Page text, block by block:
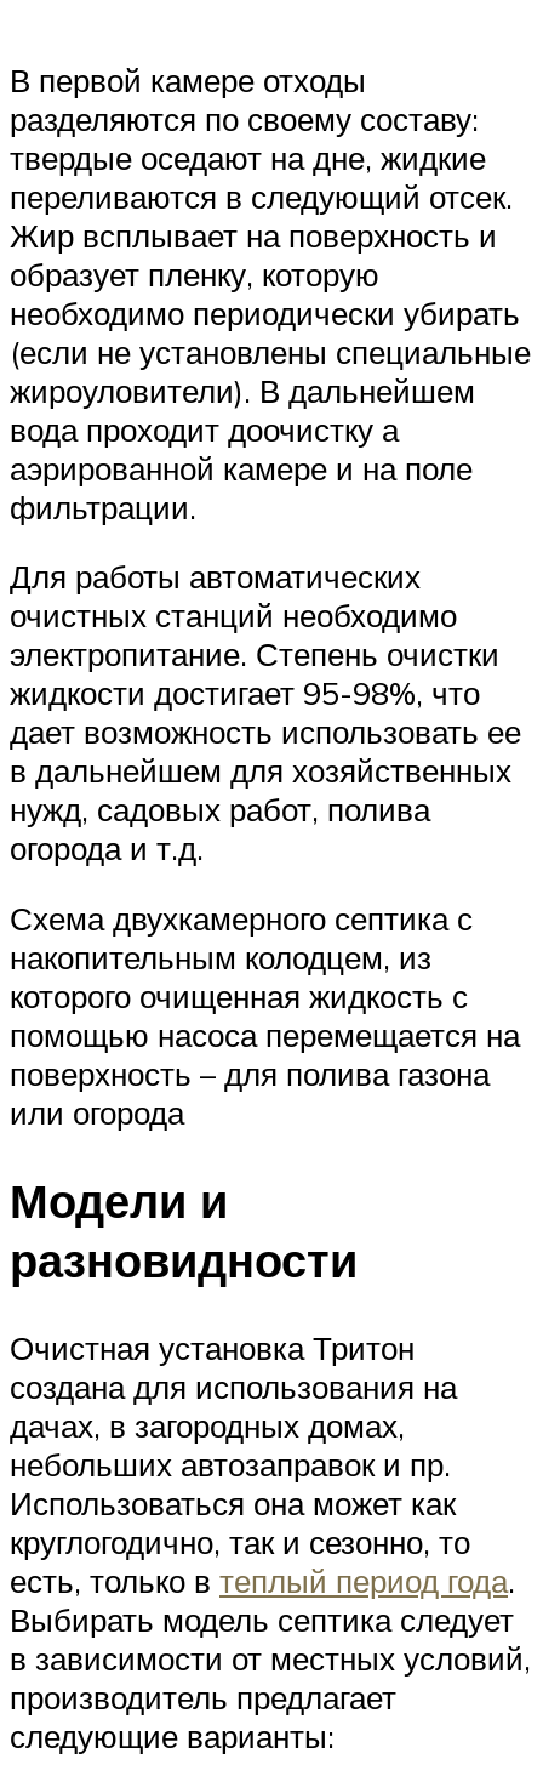
В первой камере отходы
разделяются по своему составу:
твердые оседают на дне, жидкие
переливаются в следующий отсек.
Жир всплывает на поверхность и
образует пленку, которую
необходимо периодически убирать
(если не установлены специальные
жироуловители). В дальнейшем
вода проходит доочистку а
аэрированной камере и на поле
фильтрации.
Для работы автоматических
очистных станций необходимо
электропитание. Степень очистки
жидкости достигает 95-98%, что
дает возможность использовать ее
в дальнейшем для хозяйственных
нужд, садовых работ, полива
огорода и т.д.
Схема двухкамерного септика с
накопительным колодцем, из
которого очищенная жидкость с
помощью насоса перемещается на
поверхность – для полива газона
или огорода
Модели и
разновидности
Очистная установка Тритон
создана для использования на
дачах, в загородных домах,
небольших автозаправок и пр.
Использоваться она может как
круглогодично, так и сезонно, то
есть, только в теплый период года.
Выбирать модель септика следует
в зависимости от местных условий,
производитель предлагает
следующие варианты: